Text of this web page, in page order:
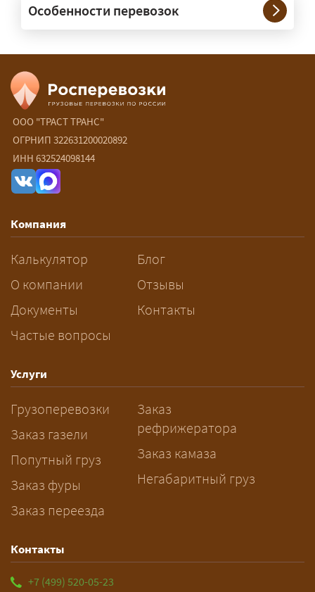
организуем. Потребность в машинах
прикрытия зависит от габаритов
груза и маршрута; это определяется
Сколько стоит перевозка
негабарита?
— От 60 ₽/км. Точная стоимость
рассчитывается индивидуально:
влияют габариты и вес груза,
разрешений и машин
сопровождения.
За сколько дней заказывать
перевозку негабарита?
— Заранее: только оформление
рабочих дней. Оставьте заявку
заблаговременно — логист
рассчитает маршрут и запустит
подготовку документов.
Особенности перевозок
ООО "ТРАСТ ТРАНС"
ОГРНИП 322631200020892
ИНН 632524098144
Компания
Калькулятор
О компании
Документы
Частые вопросы
Блог
Отзывы
Контакты
Услуги
Грузоперевозки
Заказ газели
Попутный груз
Заказ фуры
Заказ переезда
Заказ
рефрижератора
Заказ камаза
Негабаритный груз
Контакты
+7 (499) 520-05-23